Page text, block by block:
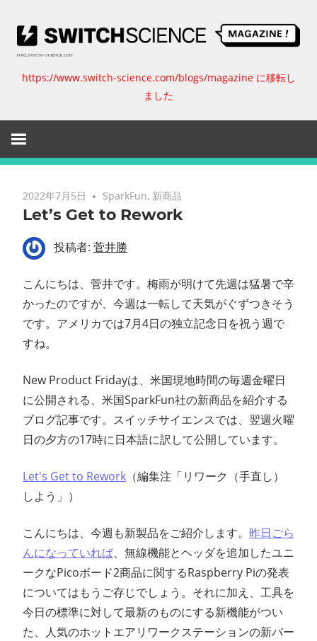
ッ
ス
イ
ッ
チ
エ
ン
ス
マ
ガ
ジ
https://www.switch-science.com/blogs/magazine に移転し
ました
2022年7月5日 SparkFun, 新商品
Let’s Get to Rework
投稿者: 菅井勝
こんにちは、菅井です。梅雨が明けて先週は猛暑で辛
かったのですが、今週は一転して天気がぐずつきそう
です。アメリカでは7月4日の独立記念日を祝う週で
すね。
New Product Fridayは、米国現地時間の毎週金曜日
に公開される、米国SparkFun社の新商品を紹介する
ブログ記事です。スイッチサイエンスでは、翌週火曜
日の夕方の17時に日本語に訳して公開しています。
Let's Get to Rework （編集注「リワーク（手直し）
しよう」）
こんにちは、今週も新製品をご紹介します。 昨日ごら
んになっていれば、無線機能とヘッダを追加したユニ
ークなPicoボード2商品に関するRaspberry Piの発表
についてはもうご存じでしょう。それに加え、工具を
今日の標準に対して最新のものにする新機能がつい
た、人気のホットエアリワークステーションの新バー